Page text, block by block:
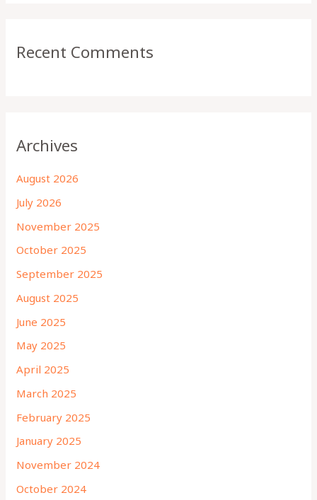
Recent Comments
Archives
August 2026
July 2026
November 2025
October 2025
September 2025
August 2025
June 2025
May 2025
April 2025
March 2025
February 2025
January 2025
November 2024
October 2024